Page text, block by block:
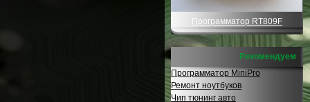
Программатор RT809F
Рекомендуем
Программатор MiniPro
Ремонт ноутбуков
Чип тюнинг авто